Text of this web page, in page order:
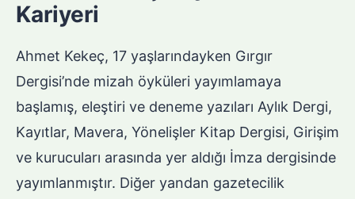
Kariyeri
Ahmet Kekeç, 17 yaşlarındayken Gırgır
Dergisi’nde mizah öyküleri yayımlamaya
başlamış, eleştiri ve deneme yazıları Aylık Dergi,
Kayıtlar, Mavera, Yönelişler Kitap Dergisi, Girişim
ve kurucuları arasında yer aldığı İmza dergisinde
yayımlanmıştır. Diğer yandan gazetecilik